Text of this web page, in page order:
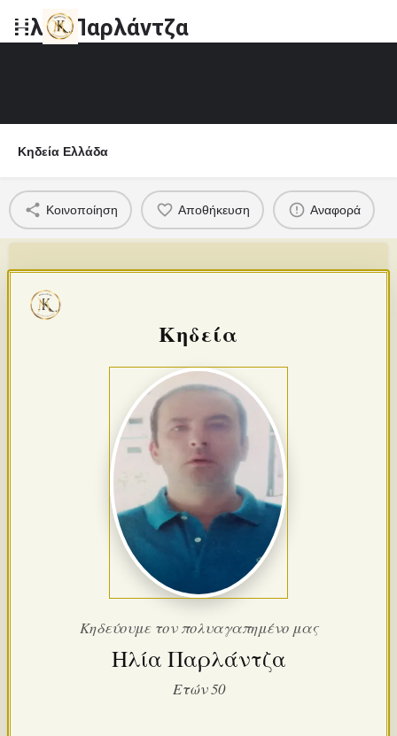
Ηλία Παρλάντζα
Κηδεία Ελλάδα
Κοινοποίηση Αποθήκευση Αναφορά
Κηδεία
Κηδεύουμε τον πολυαγαπημένο μας
Ηλία Παρλάντζα
Ετών 50